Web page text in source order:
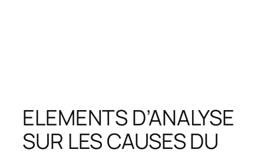
ELEMENTS D’ANALYSE
SUR LES CAUSES DU